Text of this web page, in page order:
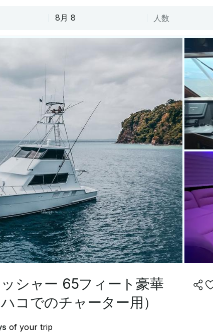
シャー 65フィート豪華
コでのチャーター用）
of your trip